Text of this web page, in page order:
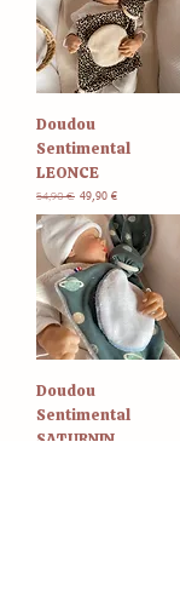
Doudou
Sentimental
LEONCE
Prix original
54,90 € Prix promotionnel
49,90 €
Doudou
Sentimental
SATURNIN